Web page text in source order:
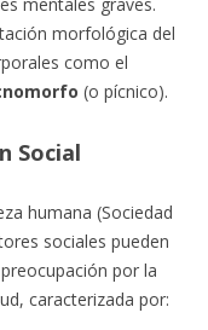
morfológica del
como el
(o pícnico).
Social
humana (Sociedad
sociales pueden
por la
caracterizada por: